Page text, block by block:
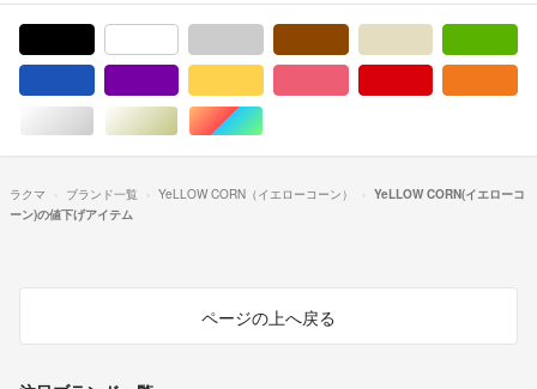
シルバー/銀色系ゴールド/金色系マルチカラー
ラクマ ブランド一覧 YeLLOW CORN（イエローコーン）
YeLLOW CORN(イエローコ
ーン)の値下げアイテム
ページの上へ戻る